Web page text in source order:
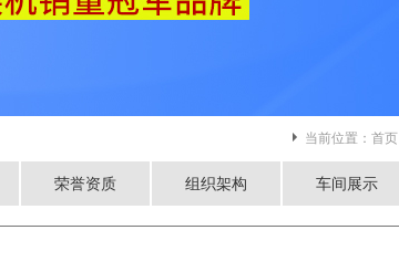
当前位置： 首页
荣誉资质 组织架构 车间展示